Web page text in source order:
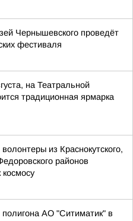
Чернышевского проведёт
фестиваля
на Театральной
традиционная ярмарка
из Краснокутского,
районов
полигона АО "Ситиматик" в